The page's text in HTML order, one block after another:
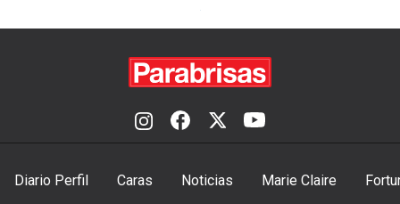
Diario Perfil Caras Noticias Marie Claire